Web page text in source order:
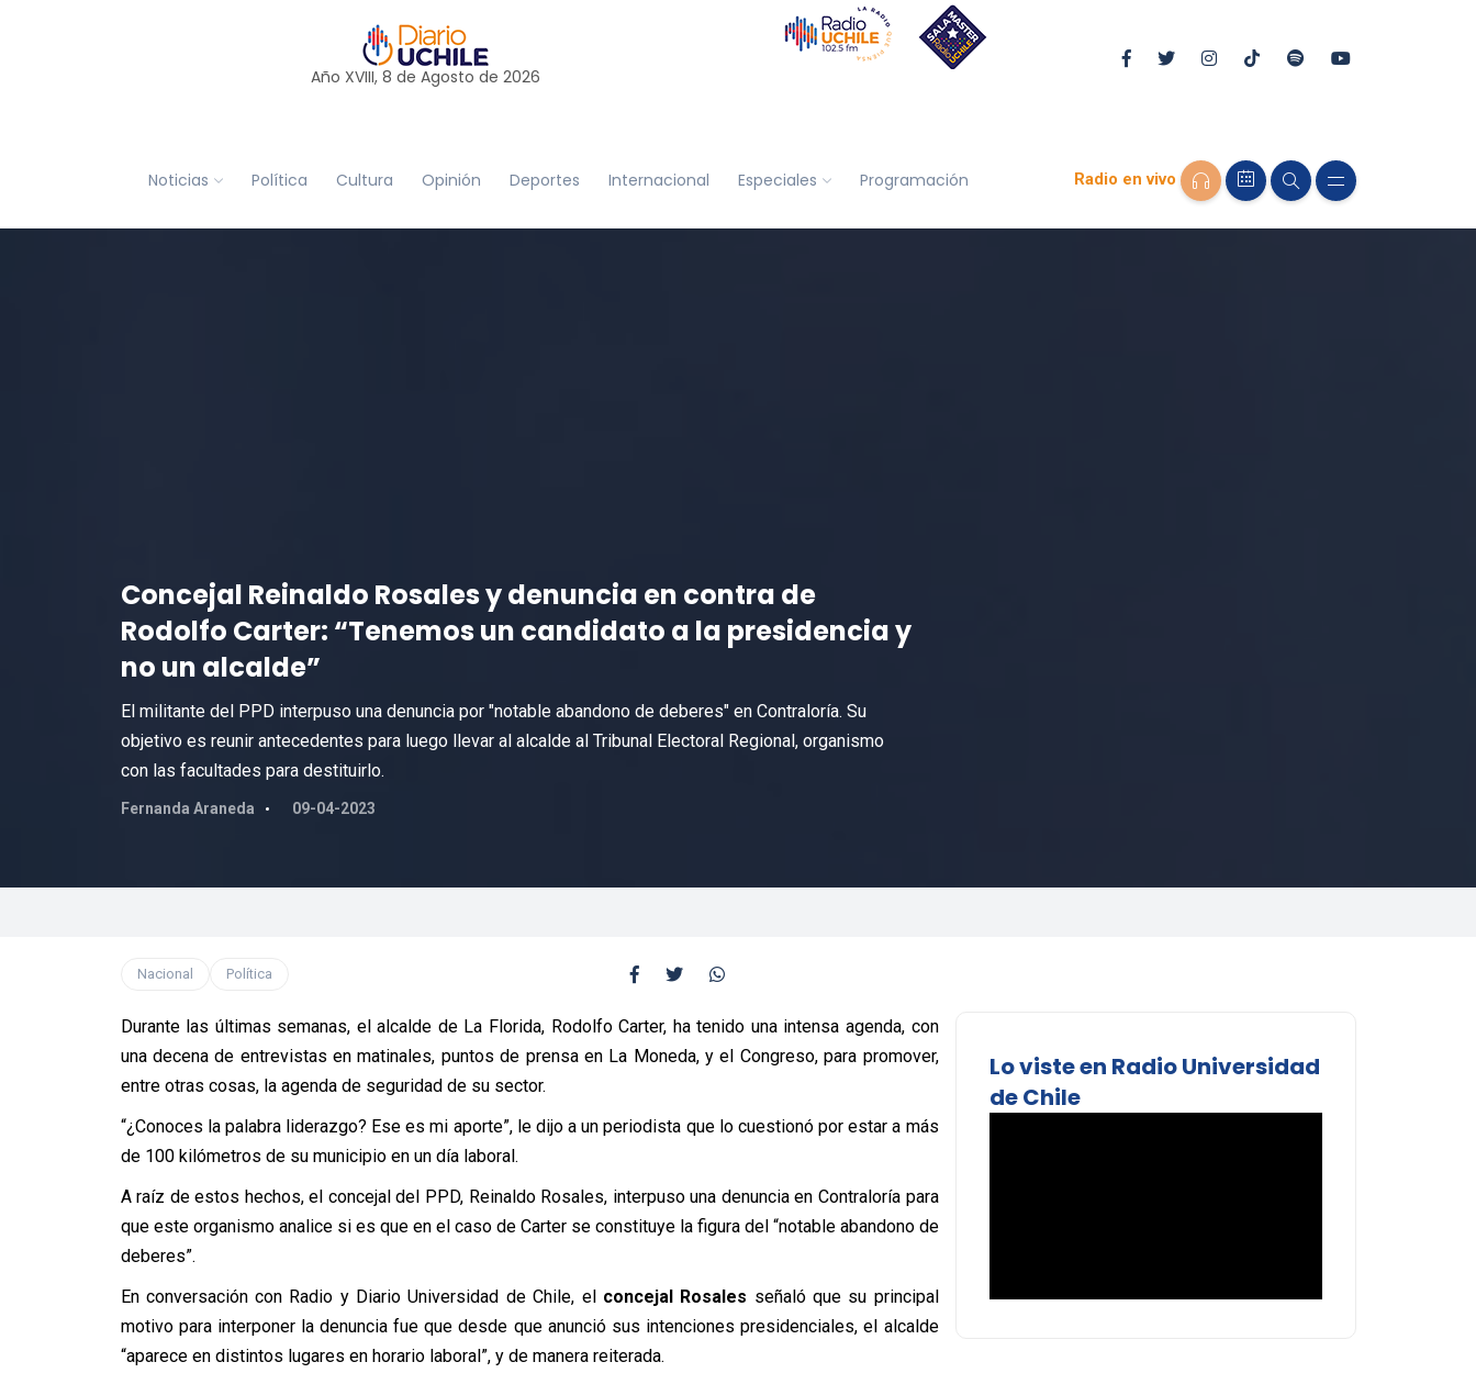
Año XVIII, 8 de Agosto de 2026
Noticias Política Cultura Opinión Deportes Internacional Especiales Programación Radio en vivo
Concejal Reinaldo Rosales y denuncia en contra de
Rodolfo Carter: “Tenemos un candidato a la presidencia y
no un alcalde”
El militante del PPD interpuso una denuncia por "notable abandono de deberes" en Contraloría. Su
objetivo es reunir antecedentes para luego llevar al alcalde al Tribunal Electoral Regional, organismo
con las facultades para destituirlo.
Fernanda Araneda 09-04-2023
Nacional Política
Durante las últimas semanas, el alcalde de La Florida, Rodolfo Carter, ha tenido una intensa agenda, con
una decena de entrevistas en matinales, puntos de prensa en La Moneda, y el Congreso, para promover,
entre otras cosas, la agenda de seguridad de su sector.
“¿Conoces la palabra liderazgo? Ese es mi aporte”, le dijo a un periodista que lo cuestionó por estar a más
de 100 kilómetros de su municipio en un día laboral.
A raíz de estos hechos, el concejal del PPD, Reinaldo Rosales, interpuso una denuncia en Contraloría para
que este organismo analice si es que en el caso de Carter se constituye la figura del “notable abandono de
deberes”.
En conversación con Radio y Diario Universidad de Chile, el concejal Rosales señaló que su principal
motivo para interponer la denuncia fue que desde que anunció sus intenciones presidenciales, el alcalde
“aparece en distintos lugares en horario laboral”, y de manera reiterada.
Lo viste en Radio Universidad
de Chile